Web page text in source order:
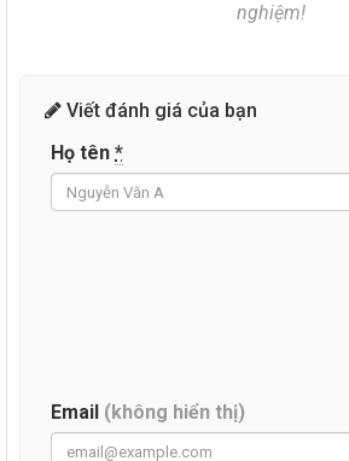
nghiệm!
Viết đánh giá của bạn
Họ tên *
Email (không hiển thị)